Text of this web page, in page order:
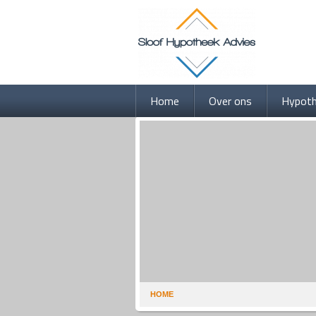
HOME
Home Over ons